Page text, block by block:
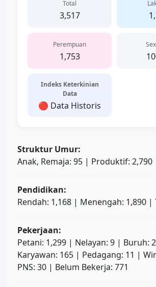
Total
3,517
Perempuan
1,753
Indeks Keterkinian
Data
🔴 Data Historis
Struktur Umur:
Anak, Remaja: 95 | Produktif: 2,790
Pendidikan:
Rendah: 1,168 | Menengah: 1,890 |
Pekerjaan:
Petani: 1,299 | Nelayan: 9 | Buruh:
Karyawan: 165 | Pedagang: 11 |
PNS: 30 | Belum Bekerja: 771